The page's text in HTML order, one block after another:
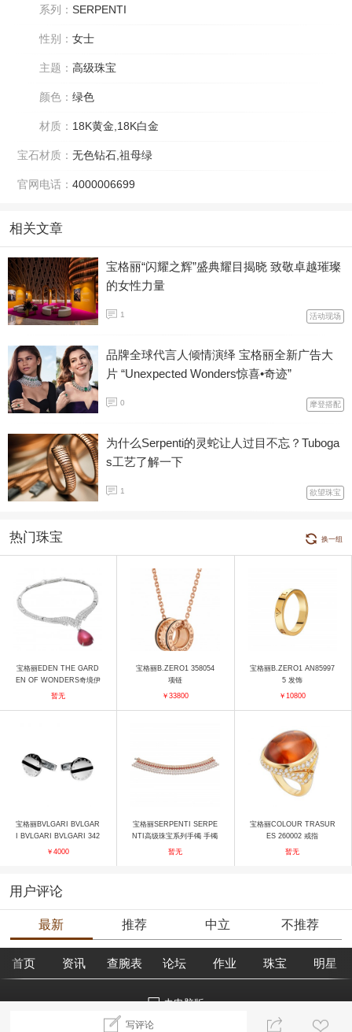
系列： SERPENTI
性别： 女士
主题： 高级珠宝
颜色： 绿色
材质： 18K黄金,18K白金
宝石材质： 无色钻石,祖母绿
官网电话： 4000006699
相关文章
宝格丽“闪耀之辉”盛典耀目揭晓 致敬卓越璀璨
的女性力量
1 活动现场
品牌全球代言人倾情演绎 宝格丽全新广告大
片 “Unexpected Wonders惊喜•奇迹”
0 摩登搭配
为什么Serpenti的灵蛇让人过目不忘？Tuboga
s工艺了解一下
1 欲望珠宝
热门珠宝 换一组
宝格丽EDEN THE GARD
EN OF WONDERS奇境伊
甸园高级珠宝项链 项链
暂无
宝格丽B.ZERO1 358054
项链
￥33800
宝格丽B.ZERO1 AN85997
5 发饰
￥10800
宝格丽BVLGARI BVLGAR
I BVLGARI BVLGARI 342
280 GM854180 袖扣
￥4000
宝格丽SERPENTI SERPE
NTI高级珠宝系列手镯 手镯
暂无
宝格丽COLOUR TRASUR
ES 260002 戒指
暂无
用户评论
最新 推荐 中立 不推荐
写评论
首页 资讯 查腕表 论坛 作业 珠宝 明星
去电脑版
©2018腕表之家 m.xbiao.com